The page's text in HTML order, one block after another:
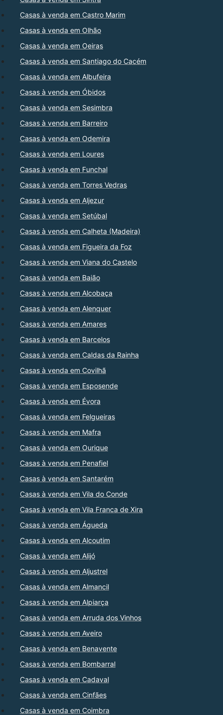
Casas à venda em Castro Marim
Casas à venda em Olhão
Casas à venda em Oeiras
Casas à venda em Santiago do Cacém
Casas à venda em Albufeira
Casas à venda em Óbidos
Casas à venda em Sesimbra
Casas à venda em Barreiro
Casas à venda em Odemira
Casas à venda em Loures
Casas à venda em Funchal
Casas à venda em Torres Vedras
Casas à venda em Aljezur
Casas à venda em Setúbal
Casas à venda em Calheta (Madeira)
Casas à venda em Figueira da Foz
Casas à venda em Viana do Castelo
Casas à venda em Baião
Casas à venda em Alcobaça
Casas à venda em Alenquer
Casas à venda em Amares
Casas à venda em Barcelos
Casas à venda em Caldas da Rainha
Casas à venda em Covilhã
Casas à venda em Esposende
Casas à venda em Évora
Casas à venda em Felgueiras
Casas à venda em Mafra
Casas à venda em Ourique
Casas à venda em Penafiel
Casas à venda em Santarém
Casas à venda em Vila do Conde
Casas à venda em Vila Franca de Xira
Casas à venda em Águeda
Casas à venda em Alcoutim
Casas à venda em Alijó
Casas à venda em Aljustrel
Casas à venda em Almancil
Casas à venda em Alpiarça
Casas à venda em Arruda dos Vinhos
Casas à venda em Aveiro
Casas à venda em Benavente
Casas à venda em Bombarral
Casas à venda em Cadaval
Casas à venda em Cinfães
Casas à venda em Coimbra